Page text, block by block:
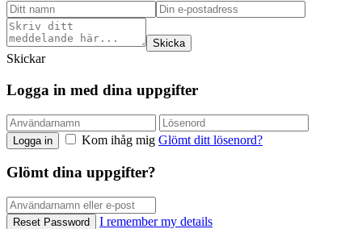
Skicka
Skickar
Logga in med dina uppgifter
Logga in Kom ihåg mig Glömt ditt lösenord?
Glömt dina uppgifter?
Reset Password I remember my details